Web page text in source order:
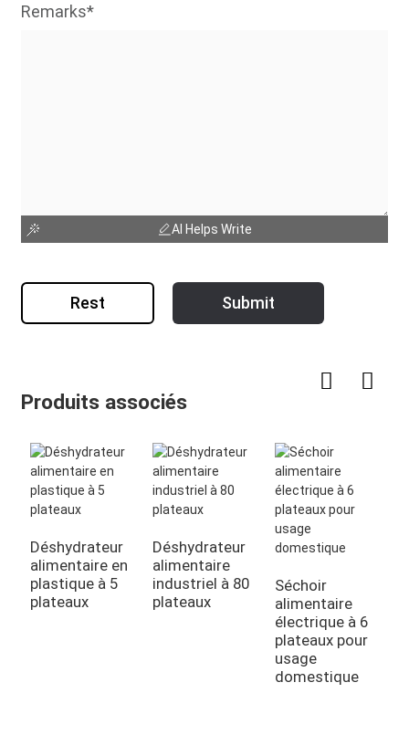
Remarks*
AI Helps Write
Rest Submit
Produits associés
Déshydrateur
alimentaire en
plastique à 5
plateaux
Déshydrateur
alimentaire
industriel à 80
plateaux
Séchoir
alimentaire
électrique à 6
plateaux pour
usage
domestique